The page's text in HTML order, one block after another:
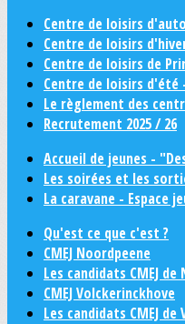
Centre de loisirs
Centre de loisirs
Centre de loisirs de
Centre de loisirs d'été
Le règlement des
Recrutement 2025 / 26
Accueil de jeunes -
Les soirées et les
La caravane - Espace
Qu'est ce que c'est ?
CMEJ Noordpeene
Les candidats CMEJ
CMEJ Volckerinckhove
Les candidats CMEJ